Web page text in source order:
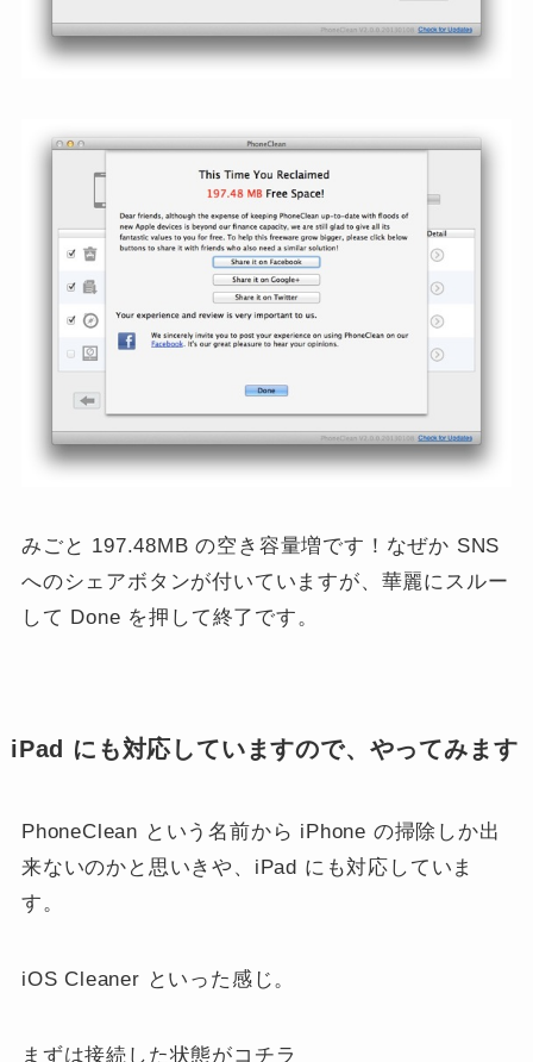
みごと 197.48MB の空き容量増です！なぜか SNS
へのシェアボタンが付いていますが、華麗にスルー
して Done を押して終了です。
iPad にも対応していますので、やってみます
PhoneClean という名前から iPhone の掃除しか出
来ないのかと思いきや、iPad にも対応していま
す。
iOS Cleaner といった感じ。
まずは接続した状態がコチラ